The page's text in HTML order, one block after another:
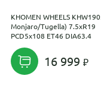
KHOMEN WHEELS
Monjaro/Tugella) 7.5xR19
PCD5x108 ET46 DIA63.4
16 999